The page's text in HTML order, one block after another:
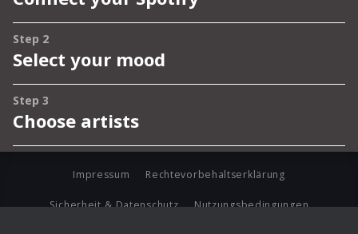
Impressum Rechtevorbehaltserklärung
Sicherheit & Datenschutz Nutzungsbedingungen